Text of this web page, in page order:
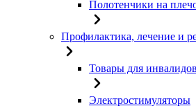
Полотенчики на
Профилактика, лечение и
Товары для
Электростимуляторы